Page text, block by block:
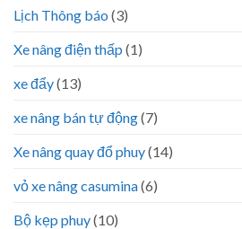
Lịch Thông báo (3)
Xe nâng điện thấp (1)
xe đẩy(13)
xe nâng bán tự động(7)
Xe nâng quay đổ phuy(14)
vỏ xe nâng casumina(6)
Bộ kẹp phuy(10)